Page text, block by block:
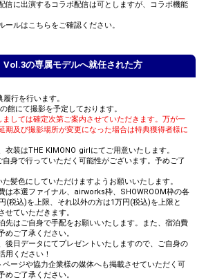
信に出演するコラボ配信は可としますが、コラボ機能
ールはこちらをご確認ください。
の専属モデルへ就任された方
行を行います。
館にて撮影を予定しております。
しては確定次第ご案内させていただきます。万が一
期及び撮影場所が変更になった場合は特典獲得者様に
衣装はTHE KIMONO girlにてご用意いたします。
身で行っていただく可能性がございます。予めご了
髪色にしていただけますようお願いいたします。
は本選ファイナル、airworks枠、SHOWROOM枠の各
(税込)を上限、それ以外の方は1万円(税込)を上限と
せていただきます。
先はご自身で手配をお願いいたします。また、宿泊費
めご了承ください。
後日データにてプレゼントいたしますので、ご自身の
用ください！
ージや協力企業様の媒体へも掲載させていただく可
めご了承ください。